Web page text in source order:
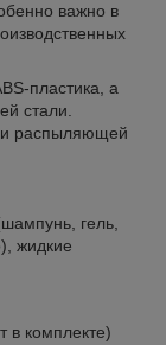
важно в
пластика, а
стали.
и распыляющей
гель,
жидкие
комплекте)